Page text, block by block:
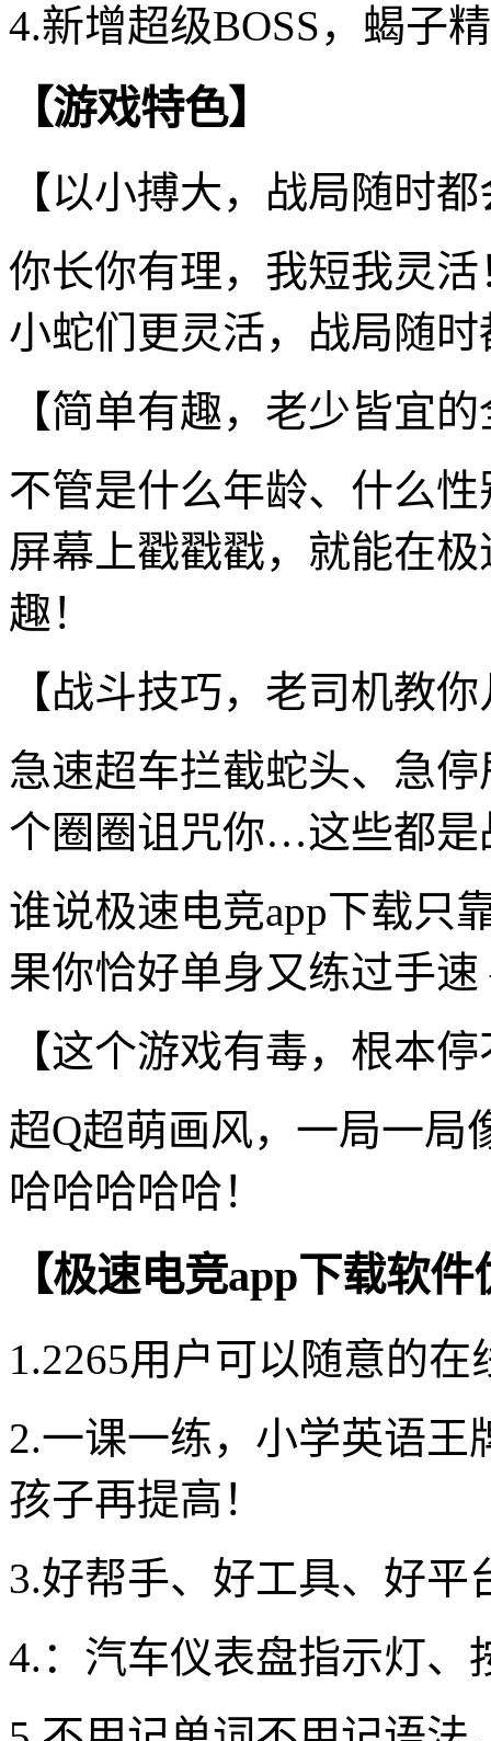
4.新增超级BOSS，蝎子
【游戏特色】
【以小搏大，战局随时
你长你有理，我短我灵
小蛇们更灵活，战局随
【简单有趣，老少皆宜
不管是什么年龄、什么
屏幕上戳戳戳，就能在
趣！
【战斗技巧，老司机教
急速超车拦截蛇头、急
个圈圈诅咒你…这些都是
谁说极速电竞app下载只
果你恰好单身又练过手
【这个游戏有毒，根本
超Q超萌画风，一局一局
哈哈哈哈哈！
【极速电竞app下载软
1.2265用户可以随意的
2.一课一练，小学英语王
孩子再提高！
3.好帮手、好工具、好平
4.：汽车仪表盘指示灯、